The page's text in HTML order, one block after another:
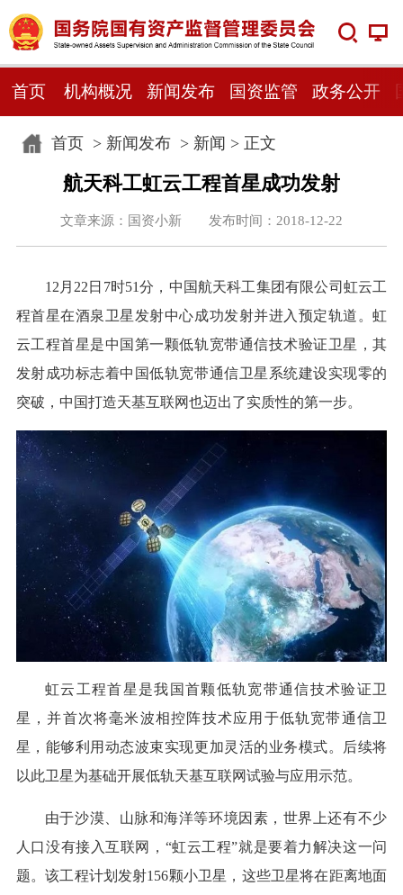
首页 机构概况 新闻发布 国资监管 政务公开
首页> 新闻发布> 新闻 > 正文
航天科工虹云工程首星成功发射
文章来源：国资小新 发布时间：2018-12-22
12月22日7时51分，中国航天科工集团有限公司虹云工
程首星在酒泉卫星发射中心成功发射并进入预定轨道。虹
云工程首星是中国第一颗低轨宽带通信技术验证卫星，其
发射成功标志着中国低轨宽带通信卫星系统建设实现零的
突破，中国打造天基互联网也迈出了实质性的第一步。
虹云工程首星是我国首颗低轨宽带通信技术验证卫
星，并首次将毫米波相控阵技术应用于低轨宽带通信卫
星，能够利用动态波束实现更加灵活的业务模式。后续将
以此卫星为基础开展低轨天基互联网试验与应用示范。
由于沙漠、山脉和海洋等环境因素，世界上还有不少
人口没有接入互联网，“虹云工程”就是要着力解决这一问
题。该工程计划发射156颗小卫星，这些卫星将在距离地面